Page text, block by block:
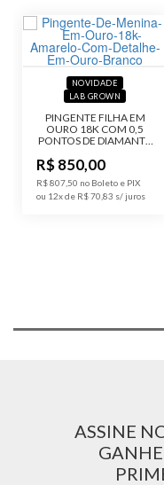
NOVIDADE
LAB GROWN
PINGENTE FILHA EM
OURO 18K COM 0,5
PONTOS DE DIAMANTE
R$ 850,00
R$ 807,50 no Boleto e PIX
ou 12x de R$ 70,83
ASSINE